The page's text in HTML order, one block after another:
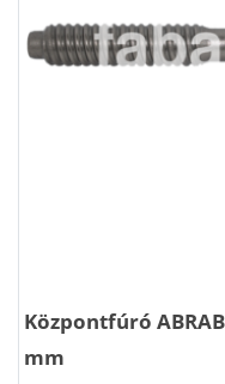
Központfúró
mm